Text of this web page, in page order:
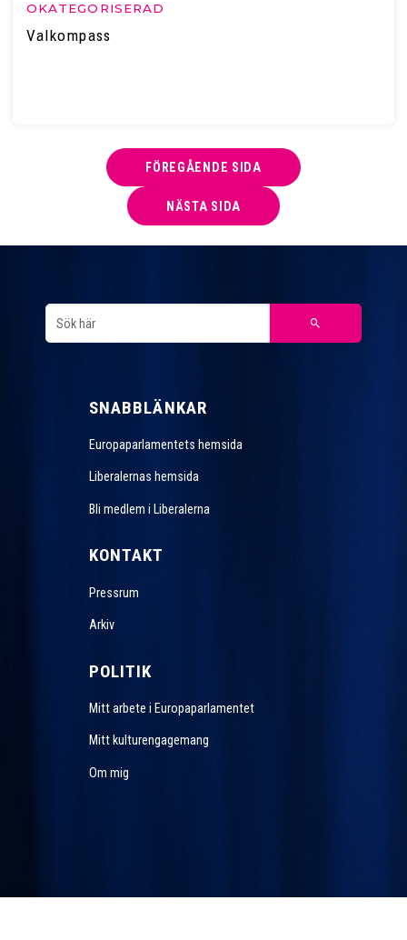
OKATEGORISERAD
Valkompass
FÖREGÅENDE SIDA
NÄSTA SIDA
SNABBLÄNKAR
Europaparlamentets hemsida
Liberalernas hemsida
Bli medlem i Liberalerna
KONTAKT
Pressrum
Arkiv
POLITIK
Mitt arbete i Europaparlamentet
Mitt kulturengagemang
Om mig